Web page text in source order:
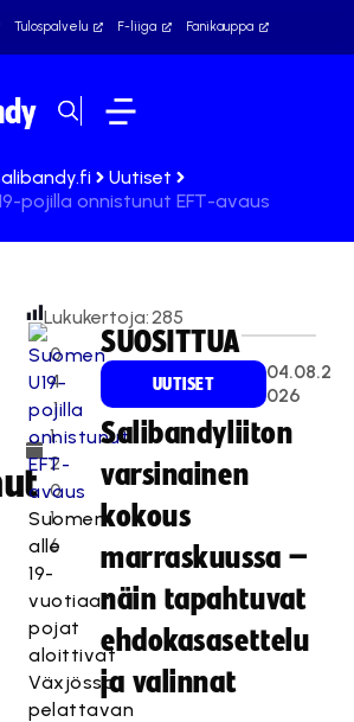
Tulospalvelu F-liiga Fanikauppa
Uutiset
pojilla onnistunut EFT-avaus
0
4
.1
1.
2
0
1
6
Lukukertoja:285
Suomen
alle
19-
vuotiaat
pojat
aloittivat
Växjössa
pelattavan
SUOSITTUA
UUTISET
04.08.2
026
Salibandyliiton
varsinainen
kokous
marraskuussa –
näin tapahtuvat
ehdokasasettelu
ja valinnat